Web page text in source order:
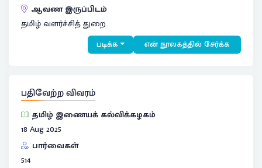
ஆவண இருப்பிடம்
தமிழ் வளர்ச்சித் துறை
படிக்க என் நூலகத்தில் சேர்க்க
பதிவேற்ற விவரம்
தமிழ் இணையக் கல்விக்கழகம்
18 Aug 2025
பார்வைகள்
514